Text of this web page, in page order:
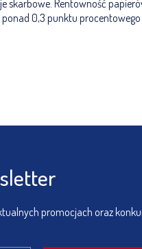
skarbowe. Rentowność
0,3 punktu procentowego
promocjach oraz